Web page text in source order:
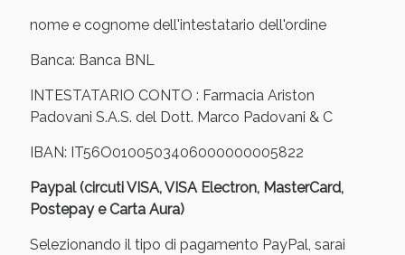
nome e cognome dell'intestatario dell'ordine
Banca: Banca BNL
INTESTATARIO CONTO : Farmacia Ariston
Padovani S.A.S. del Dott. Marco Padovani & C
IBAN: IT56O0100503406000000005822
Paypal (circuti VISA, VISA Electron, MasterCard,
Postepay e Carta Aura)
Selezionando il tipo di pagamento PayPal, sarai